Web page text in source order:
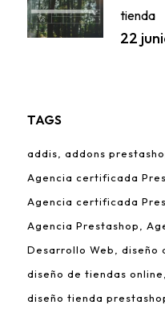
tienda
22
TAGS
addis
addons
Agencia certificada
Agencia certificada
Agencia Prestashop
Desarrollo Web
diseño
diseño de tiendas online
diseño tienda